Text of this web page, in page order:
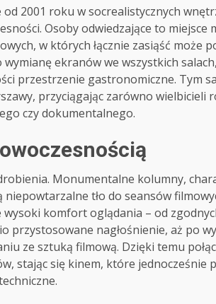
2001 roku w socrealistycznych
Osoby odwiedzające to miejsce
w których łącznie zasiąść może
ekranów we wszystkich
przestrzenie gastronomiczne. Tym
przyciągając zarówno wielbicieli
czy dokumentalnego.
Monumentalne kolumny,
tło do seansów
komfort oglądania – od
przystosowane nagłośnienie, aż po
ze sztuką filmową. Dzięki temu
stając się kinem, które jednocześnie